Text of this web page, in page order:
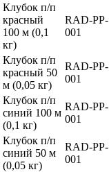
Клубок п/п
красный
100 м (0,1
кг)
RAD-PP-
001
Клубок п/п
красный 50
м (0,05 кг)
RAD-PP-
001
Клубок п/п
синий 100 м
(0,1 кг)
RAD-PP-
001
Клубок п/п
синий 50 м
(0,05 кг)
RAD-PP-
001